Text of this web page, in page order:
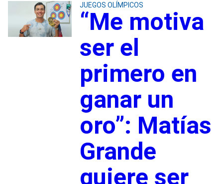
JUEGOS OLÍMPICOS
“Me motiva
ser el
primero en
ganar un
oro”: Matías
Grande
quiere ser